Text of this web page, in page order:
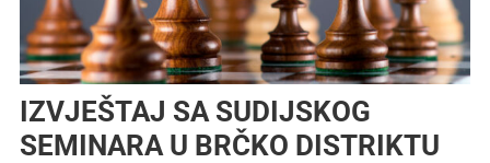
IZVJEŠTAJ SA SUDIJSKOG
SEMINARA U BRČKO DISTRIKTU